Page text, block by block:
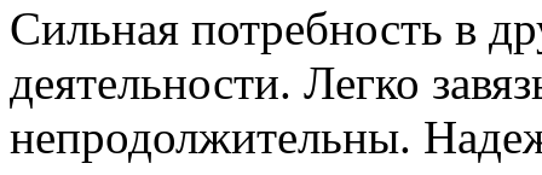
Сильная потребность в
деятельности. Легко
непродолжительны.